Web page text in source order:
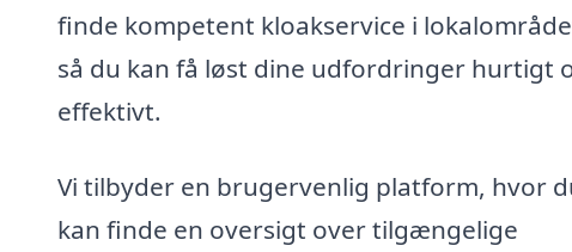
finde kompetent kloakservice i
så du kan få løst dine udfordringer hurtigt
effektivt.
Vi tilbyder en brugervenlig platform, hvor
kan finde en oversigt over tilgængelige